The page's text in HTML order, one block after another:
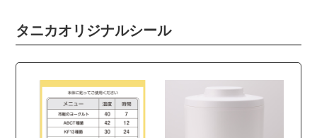
タニカオリジナルシール